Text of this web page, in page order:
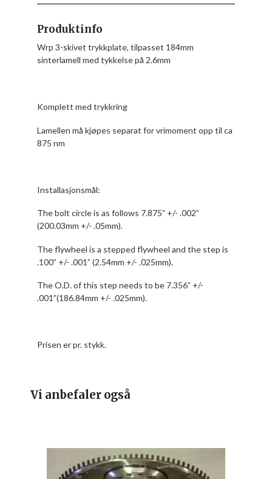
Produktinfo
Wrp 3-skivet trykkplate, tilpasset 184mm
sinterlamell med tykkelse på 2.6mm
Komplett med trykkring
Lamellen må kjøpes separat for vrimoment opp til ca
875 nm
Installasjonsmål:
The bolt circle is as follows 7.875” +/- .002”
(200.03mm +/- .05mm).
The flywheel is a stepped flywheel and the step is
.100” +/- .001” (2.54mm +/- .025mm).
The O.D. of this step needs to be 7.356” +/-
.001”(186.84mm +/- .025mm).
Prisen er pr. stykk.
Vi anbefaler også